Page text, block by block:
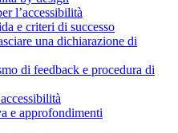
l’accessibilità
e criteri di successo
una dichiarazione di
di feedback e procedura di
e approfondimenti